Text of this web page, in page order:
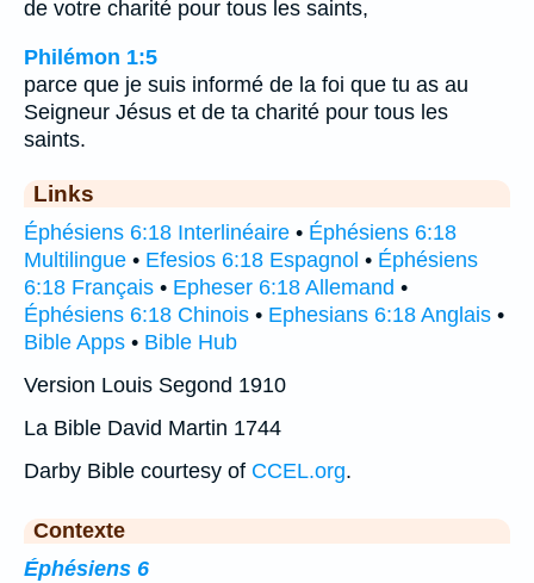
de votre charité pour tous les saints,
Philémon 1:5
parce que je suis informé de la foi que tu as au
Seigneur Jésus et de ta charité pour tous les
saints.
Links
Éphésiens 6:18 Interlinéaire • Éphésiens 6:18
Multilingue • Efesios 6:18 Espagnol • Éphésiens
6:18 Français • Epheser 6:18 Allemand •
Éphésiens 6:18 Chinois • Ephesians 6:18 Anglais •
Bible Apps • Bible Hub
Version Louis Segond 1910
La Bible David Martin 1744
Darby Bible courtesy of CCEL.org.
Contexte
Éphésiens 6